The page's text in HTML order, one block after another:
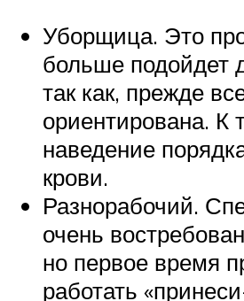
Уборщица. Это
больше подойдет
так как, прежде
ориентирована. К
наведение
крови.
Разнорабочий.
очень
но первое время
работать